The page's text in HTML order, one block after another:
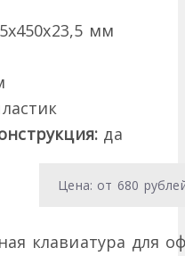
мм
да
Цена: от 680
клавиатура для